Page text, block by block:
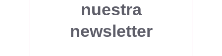
nuestra
newsletter